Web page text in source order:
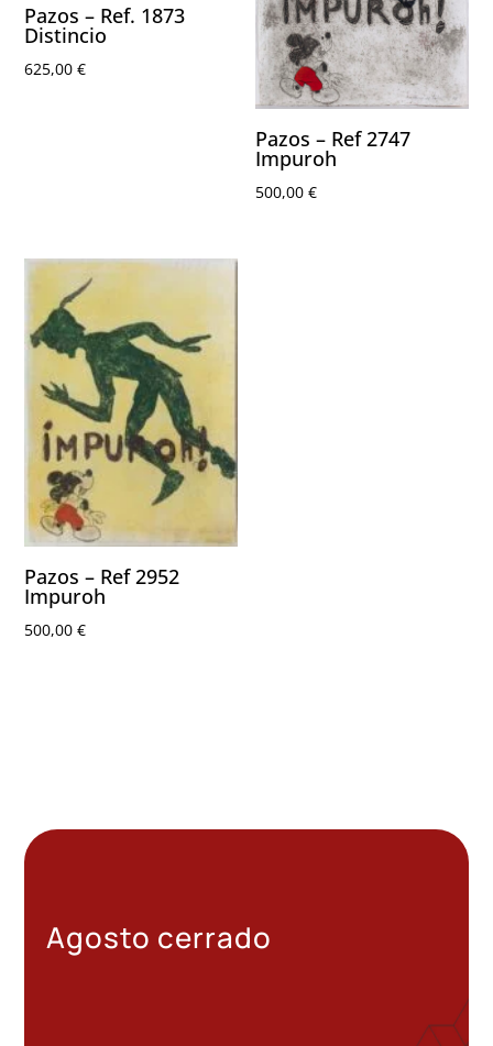
Pazos – Ref. 1873
Distincio
625,00€
Pazos – Ref 2747
Impuroh
500,00€
Pazos – Ref 2952
Impuroh
500,00€
Agosto cerrado